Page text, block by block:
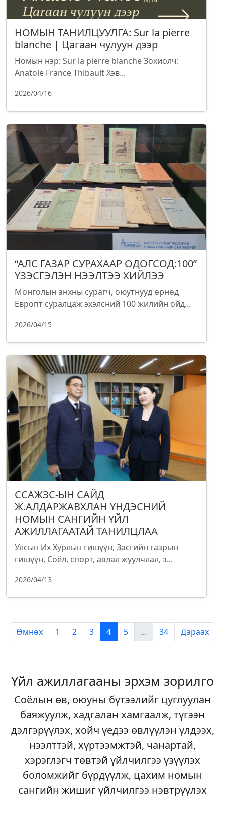
НОМЫН ТАНИЛЦУУЛГА: Sur la pierre
blanche | Цагаан чулуун дээр
Номын нэр: Sur la pierre blanche Зохиолч:
Anatole France Thibault Хэв...
2026/04/16
“АЛС ГАЗАР СУРАХААР ОДОГСОД:100”
ҮЗЭСГЭЛЭН НЭЭЛТЭЭ ХИЙЛЭЭ
Монголын анхны сурагч, оюутнууд өрнөд
Европт суралцаж эхэлсний 100 жилийн ойд...
2026/04/15
ССАЖЗС-ЫН САЙД
Ж.АЛДАРЖАВХЛАН ҮНДЭСНИЙ
НОМЫН САНГИЙН ҮЙЛ
АЖИЛЛАГААТАЙ ТАНИЛЦЛАА
Улсын Их Хурлын гишүүн, Засгийн газрын
гишүүн, Соёл, спорт, аялал жуулчлал, з...
2026/04/13
Өмнөх 1 2 3 4 5 ... 34 Дараах
Үйл ажиллагааны эрхэм зорилго
Соёлын өв, оюуны бүтээлийг цуглуулан
баяжуулж, хадгалан хамгаалж, түгээн
дэлгэрүүлэх, хойч үедээ өвлүүлэн үлдээх,
нээлттэй, хүртээмжтэй, чанартай,
хэрэглэгч төвтэй үйлчилгээ үзүүлэх
боломжийг бүрдүүлж, цахим номын
сангийн жишиг үйлчилгээ нэвтрүүлэх